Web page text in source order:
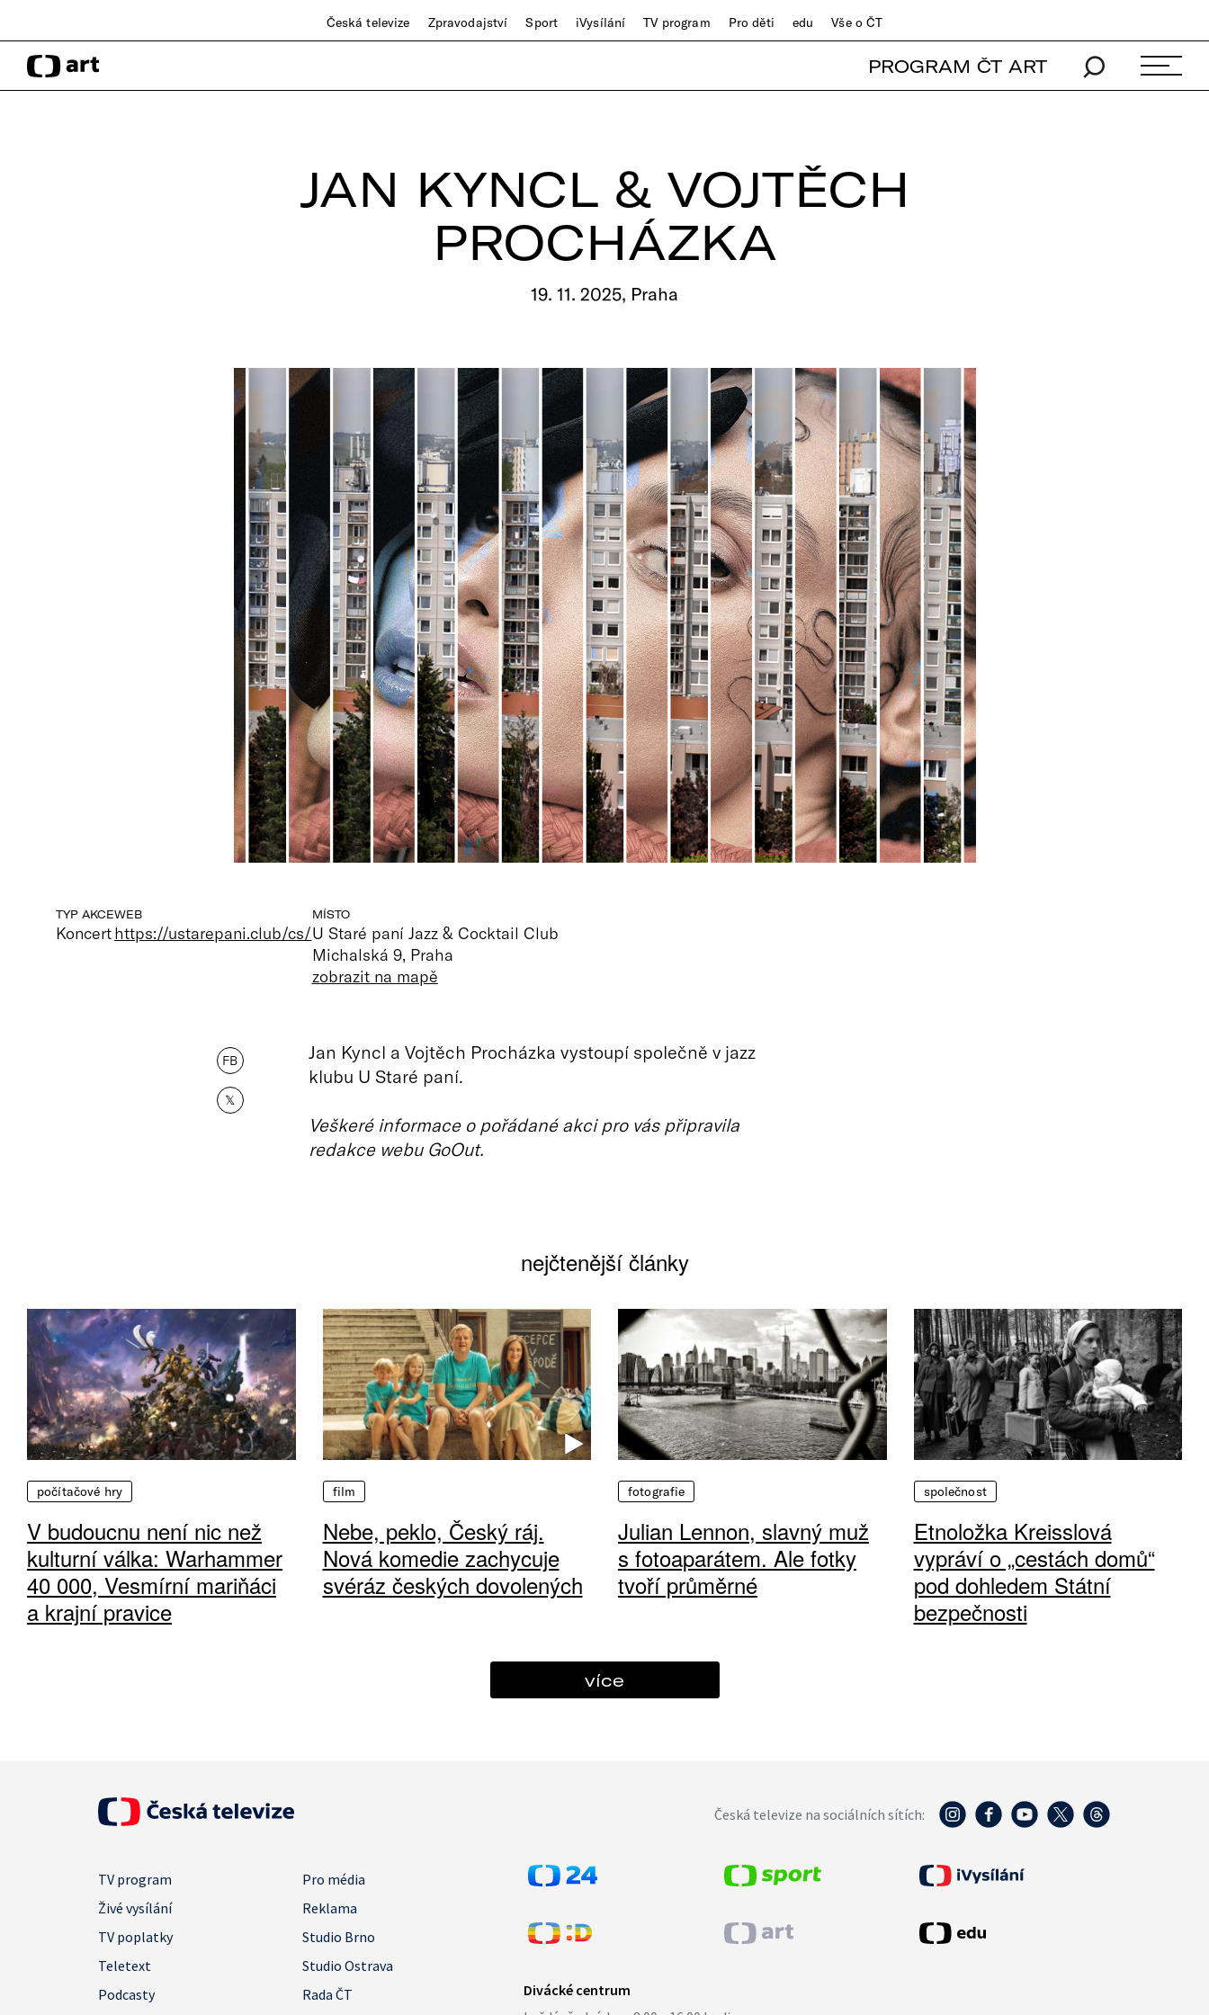
Česká televize Zpravodajství Sport iVysílání TV program Pro děti edu Vše o ČT
PROGRAM ČT ART
JAN KYNCL & VOJTĚCH
PROCHÁZKA
19. 11. 2025, Praha
TYP AKCE
Koncert
WEB
https://ustarepani.club/cs/
MÍSTO
U Staré paní Jazz & Cocktail Club
Michalská 9, Praha
zobrazit na mapě
FB
𝕏
Jan Kyncl a Vojtěch Procházka vystoupí společně v jazz
klubu U Staré paní.
Veškeré informace o pořádané akci pro vás připravila
redakce webu GoOut.
nejčtenější články
počítačové hry
V budoucnu není nic než
kulturní válka: Warhammer
40 000, Vesmírní mariňáci
a krajní pravice
film
Nebe, peklo, Český ráj.
Nová komedie zachycuje
svéráz českých dovolených
fotografie
Julian Lennon, slavný muž
s fotoaparátem. Ale fotky
tvoří průměrné
společnost
Etnoložka Kreisslová
vypráví o „cestách domů“
pod dohledem Státní
bezpečnosti
více
Česká televize na sociálních sítích:
TV program
Pro média
Živé vysílání
Reklama
TV poplatky
Studio Brno
Teletext
Studio Ostrava
Podcasty
Rada ČT